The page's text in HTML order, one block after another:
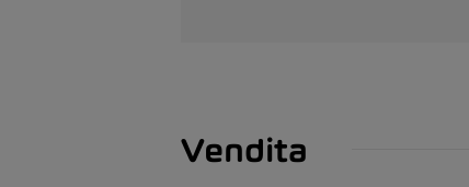
Vendita